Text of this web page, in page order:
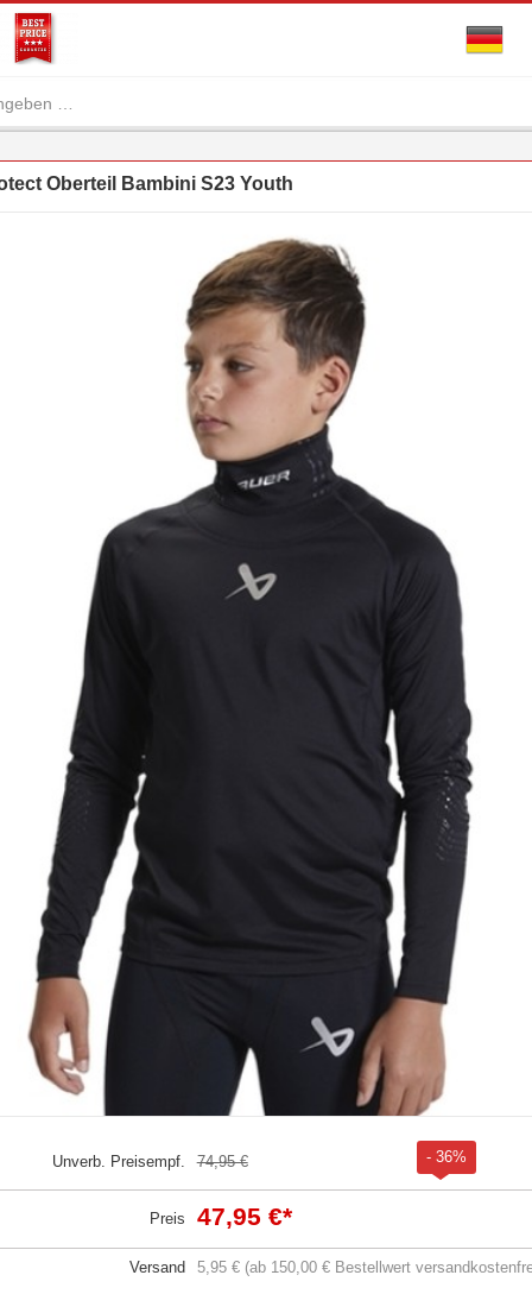
Oberteil Bambini S23 Youth
Unverb. Preisempf. 74,95 € - 36%
Preis 47,95 €*
Versand 5,95 € (ab 150,00 € Bestellwert